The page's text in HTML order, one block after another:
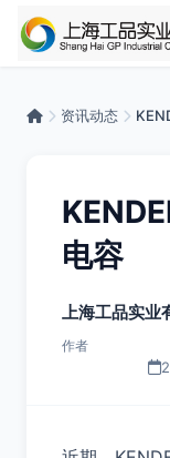
资讯动态
电容
上海工品实业
作者